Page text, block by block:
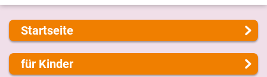
Startseite
Über uns
Presse
für Kinder